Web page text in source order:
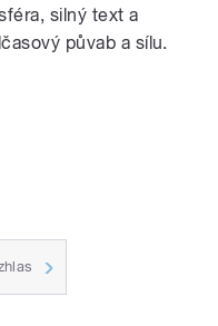
silný text a
půvab a sílu.